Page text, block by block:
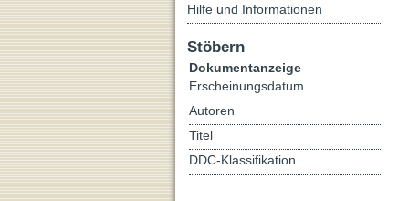
Hilfe und Informationen
Stöbern
Dokumentanzeige
Erscheinungsdatum
Autoren
Titel
DDC-Klassifikation